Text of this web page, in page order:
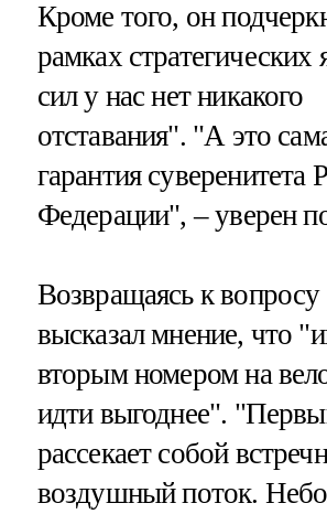
Кроме того, он
рамках стратегических
сил у нас нет никакого
отставания". "А это
гарантия суверенитета
Федерации", – уверен
Возвращаясь к
высказал мнение, что
вторым номером на
идти выгоднее".
рассекает собой
воздушный поток.